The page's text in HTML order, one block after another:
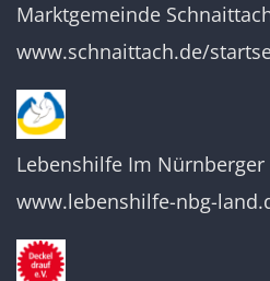
Marktgemeinde
www.schnaittach.de/
Lebenshilfe Im Nürnberger
www.lebenshilfe-nbg-